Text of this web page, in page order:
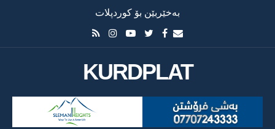
بەخێربێن بۆ کوردپلات
KURDPLAT